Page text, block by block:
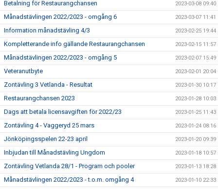
Betalning för Restaurangchansen 2023-03-08 09:40
Månadstävlingen 2022/2023 - omgång 6 2023-03-07 11:41
Information månadstävling 4/3 2023-02-25 19:44
Kompletterande info gällande Restaurangchansen 2023-02-15 11:57
Månadstävlingen 2022/2023 - omgång 5 2023-02-07 15:49
Veteranutbyte 2023-02-01 20:04
Zontävling 3 Vetlanda - Resultat 2023-01-30 10:17
Restaurangchansen 2023 2023-01-28 10:03
Dags att betala licensavgiften för 2022/23 2023-01-25 11:43
Zontävling 4 - Vaggeryd 25 mars 2023-01-24 08:16
Jönköpingsspelen 22-23 april 2023-01-20 09:39
Inbjudan till Månadstävling Ungdom 2023-01-18 10:57
Zontävling Vetlanda 28/1 - Program och pooler 2023-01-13 18:28
Månadstävlingen 2022/2023 - t.o.m. omgång 4 2023-01-10 22:33